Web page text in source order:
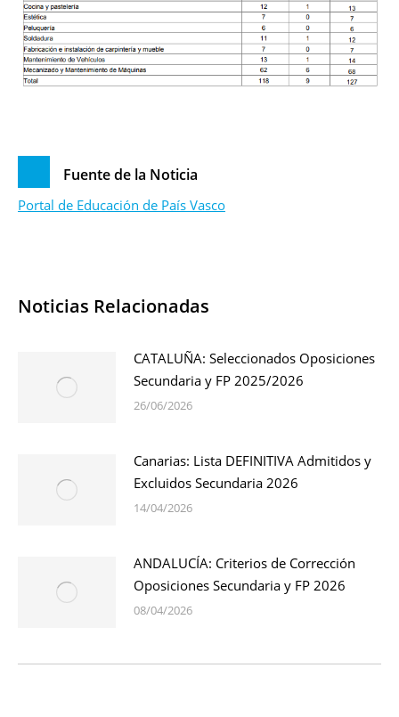
Fuente de la Noticia
Portal de Educación de País Vasco
Noticias Relacionadas
CATALUÑA: Seleccionados Oposiciones
Secundaria y FP 2025/2026
26/06/2026
Canarias: Lista DEFINITIVA Admitidos y
Excluidos Secundaria 2026
14/04/2026
ANDALUCÍA: Criterios de Corrección
Oposiciones Secundaria y FP 2026
08/04/2026